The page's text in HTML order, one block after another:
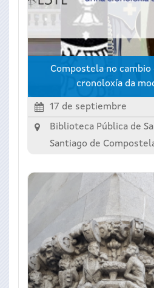
Compostela no cambio
cronoloxía da
17 de septiembre
Biblioteca Pública de
Santiago de